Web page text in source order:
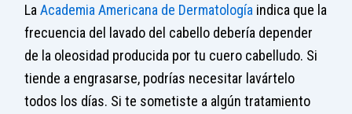
LaAcademia Americana de Dermatología indica que la
frecuencia del lavado del cabello debería depender
de la oleosidad producida por tu cuero cabelludo. Si
tiende a engrasarse, podrías necesitar lavártelo
todos los días. Si te sometiste a algún tratamiento